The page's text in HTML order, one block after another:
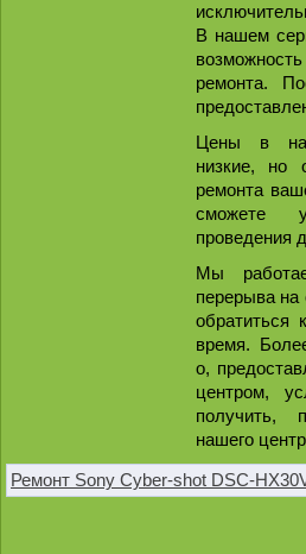
В нашем
ремонта.
Цены в
низкие, но
ремонта
сможете
проведения
Мы
перерыва
время.
о,
центром,
получить,
нашего
Ремонт Sony Cyber-shot DSC-